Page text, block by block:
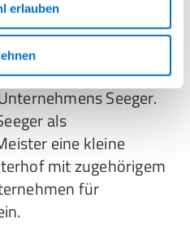
erlauben
am 11. April 1938 die
Seeger.
als
eine kleine
mit zugehörigem
für